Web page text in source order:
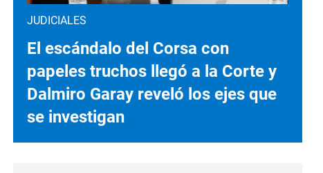
JUDICIALES
El escándalo del Corsa con
papeles truchos llegó a la Corte y
Dalmiro Garay reveló los ejes que
se investigan